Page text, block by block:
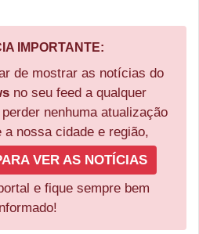
IMPORTANTE:
de mostrar as notícias do
no seu feed a qualquer
nenhuma atualização
a nossa cidade e região,
VER AS NOTÍCIAS
e fique sempre bem